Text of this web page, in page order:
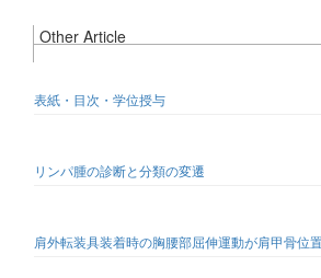
Other Article
表紙・目次・学位授与
リンパ腫の診断と分類の変遷
肩外転装具装着時の胸腰部屈伸運動が肩甲骨位